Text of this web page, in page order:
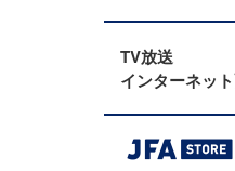
TV放送
インターネッ